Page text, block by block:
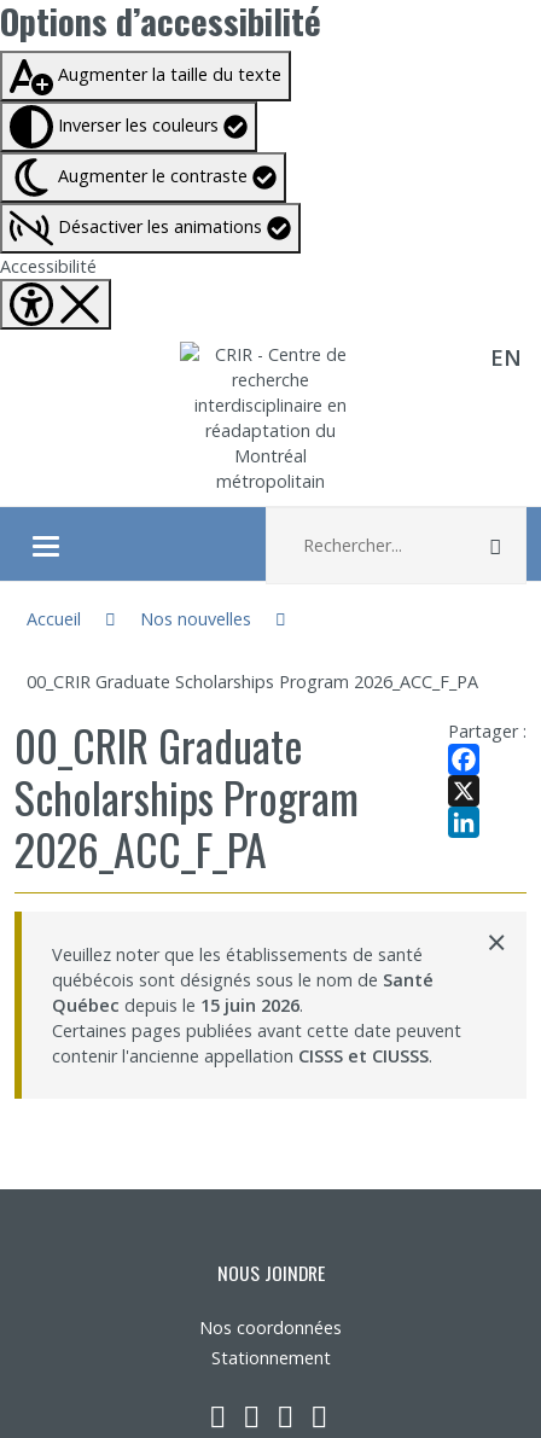
Options d’accessibilité
Taille du texte à100%
Augmenter la taille du texte
Inverser les couleurs
Augmenter le contraste
Désactiver les animations
Accessibilité
Aller directement au contenu EN
Ouvrir/fermer le menu
À propos
Recherche
Membres
Partageons nos savoirs
Emplois et stages
Éthique
Accueil
Nos nouvelles
00_CRIR Graduate Scholarships Program 2026_ACC_F_PA
Partager :
Facebook
X
00_CRIR Graduate
Scholarships Program
2026_ACC_F_PA
Veuillez noter que les établissements de santé
québécois sont désignés sous le nom de Santé
Québec depuis le 15 juin 2026.
Certaines pages publiées avant cette date peuvent
contenir l'ancienne appellation CISSS et CIUSSS.
×
NOUS JOINDRE
Nos coordonnées
Stationnement
LinkedIn
YouTube
Twitter